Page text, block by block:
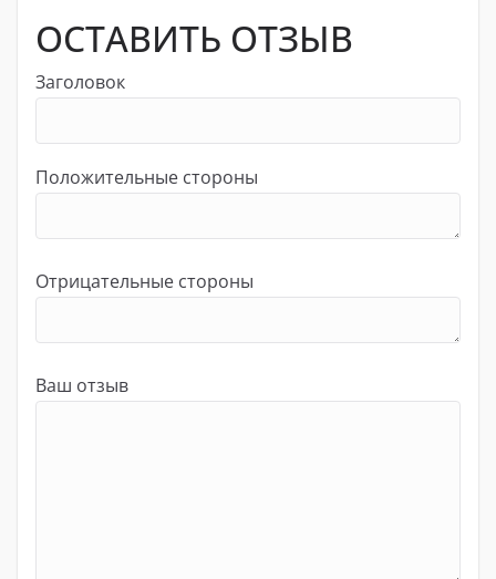
ОСТАВИТЬ ОТЗЫВ
Заголовок
Положительные стороны
Отрицательные стороны
Ваш отзыв